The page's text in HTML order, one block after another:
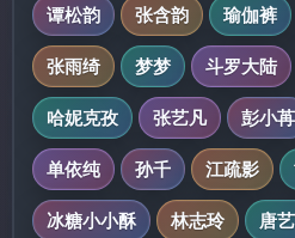
谭松韵
张含韵 瑜伽裤
张雨绮
梦梦 斗罗大陆
哈妮克孜
张艺凡 彭小苒
单依纯
孙千 江疏影
冰糖小小酥
林志玲 唐